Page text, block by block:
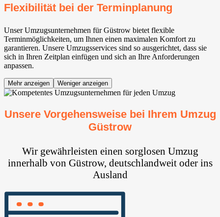
Flexibilität bei der Terminplanung
Unser Umzugsunternehmen für Güstrow bietet flexible
Terminmöglichkeiten, um Ihnen einen maximalen Komfort zu
garantieren. Unsere Umzugsservices sind so ausgerichtet, dass sie
sich in Ihren Zeitplan einfügen und sich an Ihre Anforderungen
anpassen.
Mehr anzeigen Weniger anzeigen
Unsere Vorgehensweise bei Ihrem Umzug
Güstrow
Wir gewährleisten einen sorglosen Umzug
innerhalb von Güstrow, deutschlandweit oder ins
Ausland